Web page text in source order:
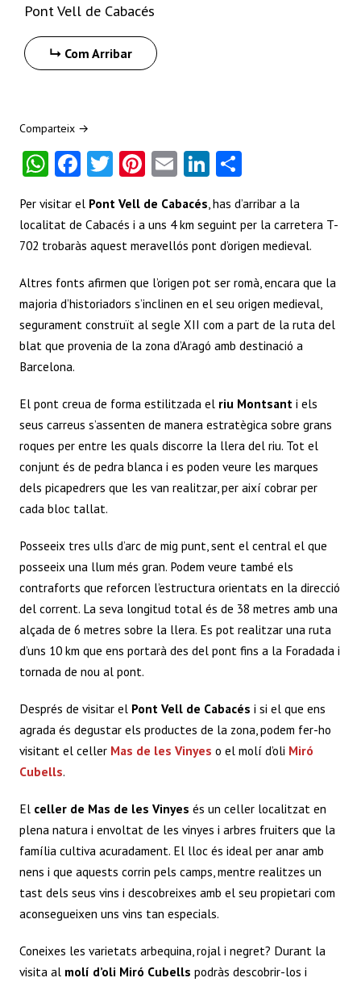
Pont Vell de Cabacés
Com Arribar
Comparteix →
W
ts
A
p
Fa
b
o
k
T
itt
er
Pi
er
es
E
ai
l
Li
e
dI
re
Per visitar el Pont Vell de Cabacés, has d’arribar a la
localitat de Cabacés i a uns 4 km seguint per la carretera T-
702 trobaràs aquest meravellós pont d’origen medieval.
Altres fonts afirmen que l’origen pot ser romà, encara que la
majoria d’historiadors s’inclinen en el seu origen medieval,
segurament construït al segle XII com a part de la ruta del
blat que provenia de la zona d’Aragó amb destinació a
Barcelona.
El pont creua de forma estilitzada el riu Montsant i els
seus carreus s’assenten de manera estratègica sobre grans
roques per entre les quals discorre la llera del riu. Tot el
conjunt és de pedra blanca i es poden veure les marques
dels picapedrers que les van realitzar, per així cobrar per
cada bloc tallat.
Posseeix tres ulls d’arc de mig punt, sent el central el que
posseeix una llum més gran. Podem veure també els
contraforts que reforcen l’estructura orientats en la direcció
del corrent. La seva longitud total és de 38 metres amb una
alçada de 6 metres sobre la llera. Es pot realitzar una ruta
d’uns 10 km que ens portarà des del pont fins a la Foradada i
tornada de nou al pont.
Després de visitar el Pont Vell de Cabacés i si el que ens
agrada és degustar els productes de la zona, podem fer-ho
visitant el celler Mas de les Vinyes o el molí d’oli Miró
Cubells.
El celler de Mas de les Vinyes és un celler localitzat en
plena natura i envoltat de les vinyes i arbres fruiters que la
família cultiva acuradament. El lloc és ideal per anar amb
nens i que aquests corrin pels camps, mentre realitzes un
tast dels seus vins i descobreixes amb el seu propietari com
aconsegueixen uns vins tan especials.
Coneixes les varietats arbequina, rojal i negret? Durant la
visita al molí d’oli Miró Cubells podràs descobrir-los i